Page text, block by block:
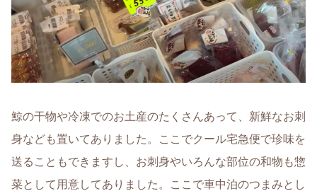
鯨の干物や冷凍でのお土産のたくさんあって、新鮮なお刺
身なども置いてありました。ここでクール宅急便で珍味を
送ることもできますし、お刺身やいろんな部位の和物も惣
菜として用意してありました。ここで車中泊のつまみとし